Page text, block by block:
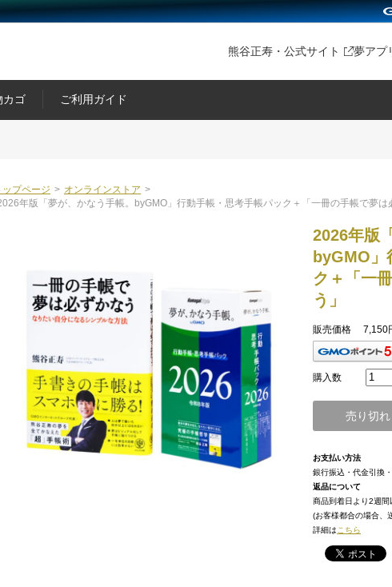
熊谷正寿・公式サイト 夢アプ
カゴ ご利用ガイド
ップページ > オンラインストア >
年版「夢が、かなう手帳。byGMO」行動手帳・思考手帳パック＋「一冊の手帳で夢は
2026年版
byGMO」
ク＋「一
う」
販売価格 7,150
購入数
売り切
お支払い方法
銀行振込・代金引換
返品について
商品到着日より2週
(お客様都合の場合、
詳細は こちら